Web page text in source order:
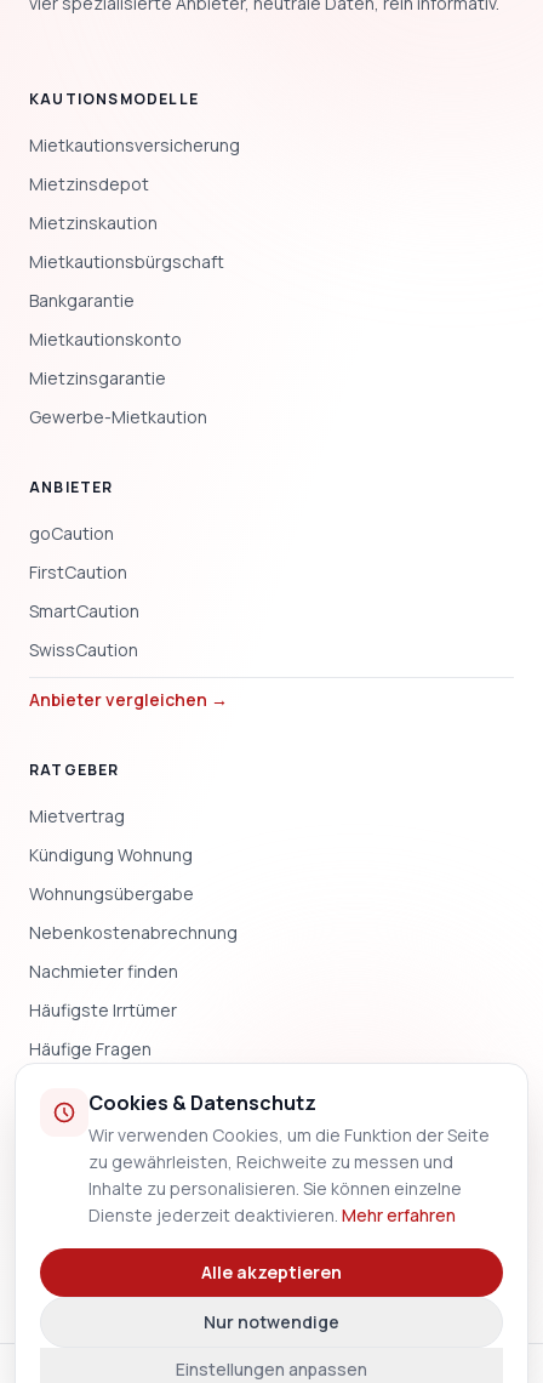
KAUTIONSMODELLE
Mietkautionsversicherung
Mietzinsdepot
Mietzinskaution
Mietkautionsbürgschaft
Bankgarantie
Mietkautionskonto
Mietzinsgarantie
Gewerbe-Mietkaution
ANBIETER
goCaution
FirstCaution
SmartCaution
SwissCaution
Anbieter vergleichen →
RATGEBER
Mietvertrag
Kündigung Wohnung
Wohnungsübergabe
Nebenkostenabrechnung
Nachmieter finden
Häufigste Irrtümer
Häufige Fragen
UNTERNEHMEN
Impressum
Datenschutz
Methodik
© 2026 MietkautionSchweiz.ch — Alle Rechte vorbehalten.
Cookies & Datenschutz
Wir verwenden Cookies, um die Funktion der Seite
zu gewährleisten, Reichweite zu messen und
Inhalte zu personalisieren. Sie können einzelne
Dienste jederzeit deaktivieren. Mehr erfahren
Einstellungen anpassen
Nur notwendige
Alle akzeptieren